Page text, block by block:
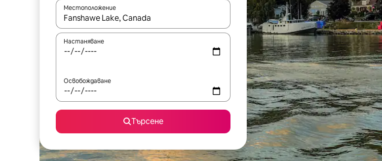
Местоположение
Когато резултатите се покажат, използвайте клавишите със стрелки нагоре и надолу
Настаняване
Освобождаване
Търсене